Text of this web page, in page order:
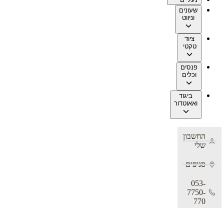
שעונים
וניווט
ציוד
טקטי
פנסים
וכלים
ביגוד
ואאוטדור
החשבון
שלי
סניפים
053-
7750-
770